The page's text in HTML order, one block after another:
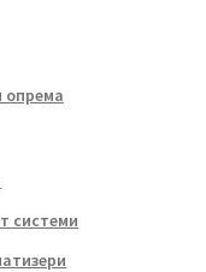
опрема
системи